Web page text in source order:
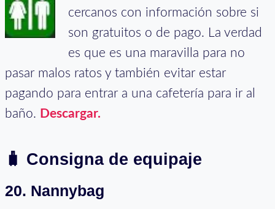
cercanos con información sobre si
son gratuitos o de pago. La verdad
es que es una maravilla para no
pasar malos ratos y también evitar estar
pagando para entrar a una cafetería para ir al
baño. Descargar.
🧳 Consigna de equipaje
20. Nannybag